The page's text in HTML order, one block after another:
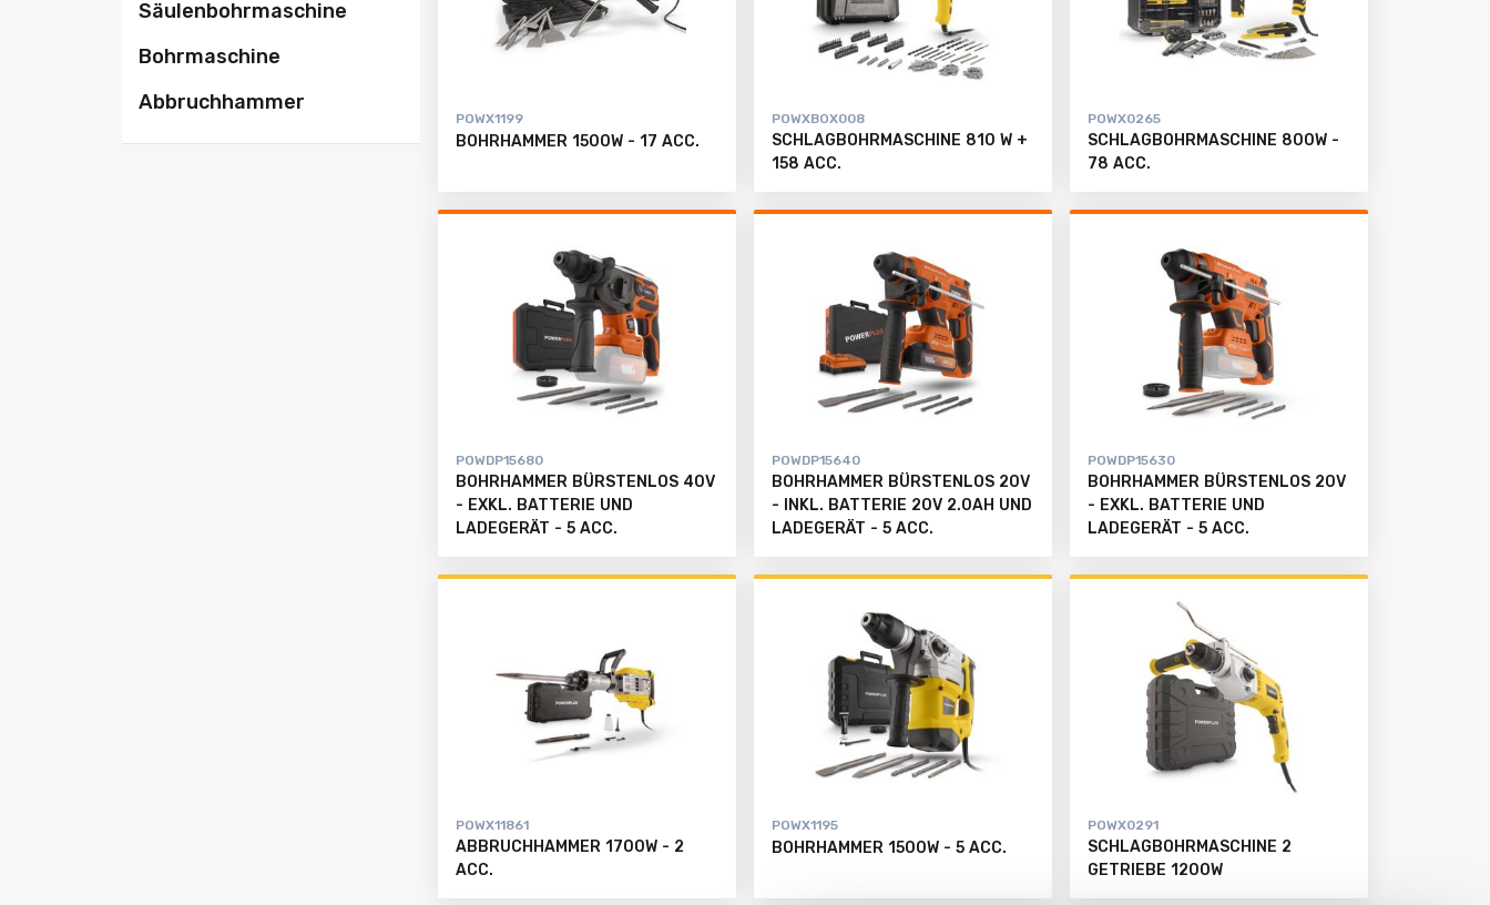
registrierenSäulenbohrmaschine
Bohrmaschine
Abbruchhammer
POWX1199
BOHRHAMMER 1500W - 17 ACC.
POWXBOX008
SCHLAGBOHRMASCHINE 810 W +
158 ACC.
POWX0265
SCHLAGBOHRMASCHINE 800W -
78 ACC.
POWDP15680
BOHRHAMMER BÜRSTENLOS 40V
- EXKL. BATTERIE UND
LADEGERÄT - 5 ACC.
POWDP15640
BOHRHAMMER BÜRSTENLOS 20V
- INKL. BATTERIE 20V 2.0AH UND
LADEGERÄT - 5 ACC.
POWDP15630
BOHRHAMMER BÜRSTENLOS 20V
- EXKL. BATTERIE UND
LADEGERÄT - 5 ACC.
POWX11861
ABBRUCHHAMMER 1700W - 2
ACC.
POWX1195
BOHRHAMMER 1500W - 5 ACC.
POWX0291
SCHLAGBOHRMASCHINE 2
GETRIEBE 1200W